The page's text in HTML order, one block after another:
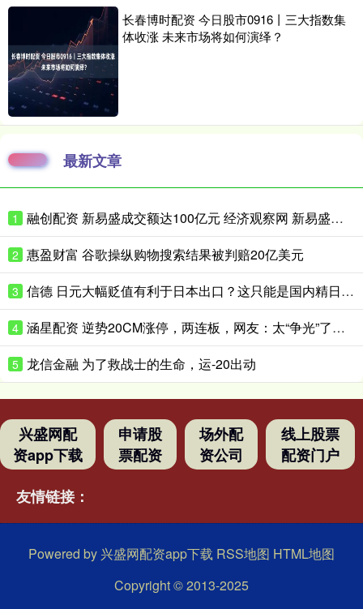
长春博时配资 今日股市0916丨三大指数集
体收涨 未来市场将如何演绎？
最新文章
1 融创配资 新易盛成交额达100亿元 经济观察网 新易盛成交额达100亿元，现跌
2 惠盈财富 谷歌操纵购物搜索结果被判赔20亿美元
3 信德 日元大幅贬值有利于日本出口？这只能是国内精日群体的幻想
4 涵星配资 逆势20CM涨停，两连板，网友：太“争光”了……
5 龙信金融 为了救战士的生命，运-20出动
兴盛网配
资app下载
申请股
票配资
场外配
资公司
线上股票
配资门户
友情链接：
Powered by 兴盛网配资app下载 RSS地图 HTML地图
Copyright© 2013-2025